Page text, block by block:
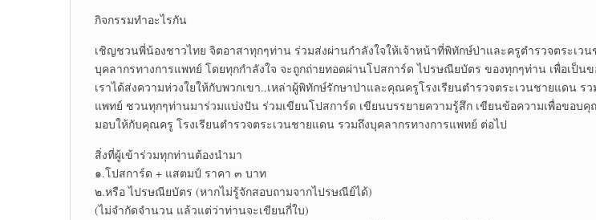
กิจกรรมทำอะไรกัน
เชิญชวนพี่น้องชาวไทย จิตอาสาทุกๆท่าน ร่วมส่งผ่านกำลังใจให้เจ้าหน้าที่พิทักษ์ป่าและครูตำรวจตระเว
บุคลากรทางการแพทย์ โดยทุกกำลังใจ จะถูกถ่ายทอดผ่านโปสการ์ด ไปรษณียบัตร ของทุกๆท่าน เพื่อเป็
เราได้ส่งความห่วงใยให้กับพวกเขา..เหล่าผู้พิทักษ์รักษาป่าและคุณครูโรงเรียนตำรวจตระเวนชายแดน ร
แพทย์ ชวนทุกๆท่านมาร่วมแบ่งปัน ร่วมเขียนโปสการ์ด เขียนบรรยายความรู้สึก เขียนข้อความเพื่อขอบคุ
มอบให้กับคุณครู โรงเรียนตำรวจตระเวนชายแดน รวมถึงบุคลากรทางการแพทย์ ต่อไป
สิ่งที่ผู้เข้าร่วมทุกท่านต้องนำมา
๑.โปสการ์ด + แสตมป์ ราคา ๓ บาท
๒.หรือ ไปรษณียบัตร (หากไม่รู้จักสอบถามจากไปรษณีย์ได้)
(ไม่จำกัดจำนวน แล้วแต่ว่าท่านจะเขียนกี่ใบ)